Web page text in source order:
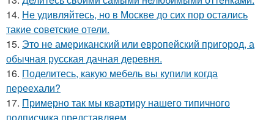
14. Не удивляйтесь, но в Москве до сих пор остались
такие советские отели.
15. Это не американский или европейский пригород, а
обычная русская дачная деревня.
16. Поделитесь, какую мебель вы купили когда
переехали?
17. Примерно так мы квартиру нашего типичного